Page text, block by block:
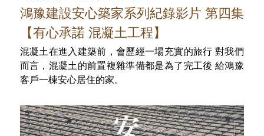
鴻豫建設安心築家系列紀錄影片 第四集
【有心承諾 混凝土工程】
混凝土在進入建築前，會歷經一場充實的旅行 對我們
而言，混凝土的前置複雜準備都是為了完工後 給鴻豫
客戶一棟安心居住的家。